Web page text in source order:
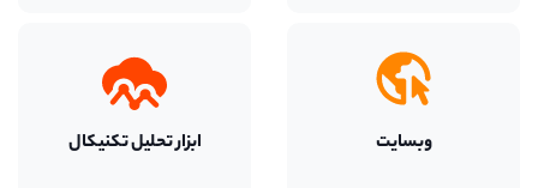
وبسایت ابزار تحلیل تکنیکال